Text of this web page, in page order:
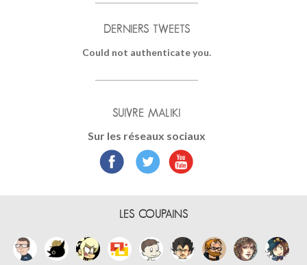
DERNIERS TWEETS
Could not authenticate you.
SUIVRE MALIKI
Sur les réseaux sociaux
LES COUPAINS